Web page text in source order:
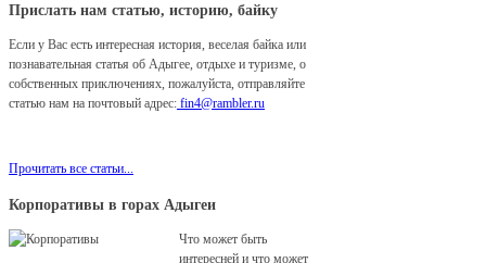
Прислать нам статью, историю, байку
Если у Вас есть интересная история, веселая байка или
познавательная статья об Адыгее, отдыхе и туризме, о
собственных приключениях, пожалуйста, отправляйте
статью нам на почтовый адрес: fin4@rambler.ru
Прочитать все статьи...
Корпоративы в горах Адыгеи
Что может быть
интересней и что может